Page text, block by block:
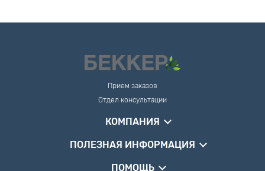
Прием заказов
Отдел консультации
КОМПАНИЯ
ПОЛЕЗНАЯ ИНФОРМАЦИЯ
ПОМОЩЬ